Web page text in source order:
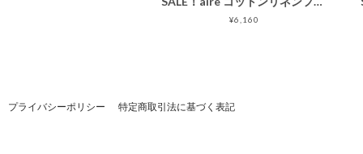
¥6,160
プライバシーポリシー 特定商取引法に基づく表記